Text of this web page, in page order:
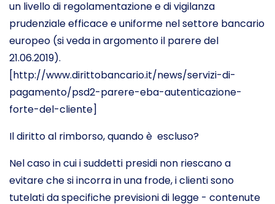
un livello di regolamentazione e di vigilanza
prudenziale efficace e uniforme nel settore bancario
europeo (si veda in argomento il parere del
21.06.2019).
[http://www.dirittobancario.it/news/servizi-di-
pagamento/psd2-parere-eba-autenticazione-
forte-del-cliente]
Il diritto al rimborso, quando è escluso?
Nel caso in cui i suddetti presidi non riescano a
evitare che si incorra in una frode, i clienti sono
tutelati da specifiche previsioni di legge - contenute